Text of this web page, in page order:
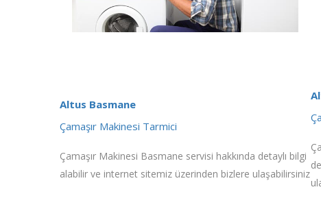
Altus Basmane
Çamaşır Makinesi Tarmici
Çamaşır Makinesi Basmane servisi hakkında detaylı bilgi
alabilir ve internet sitemiz üzerinden bizlere ulaşabilirsiniz